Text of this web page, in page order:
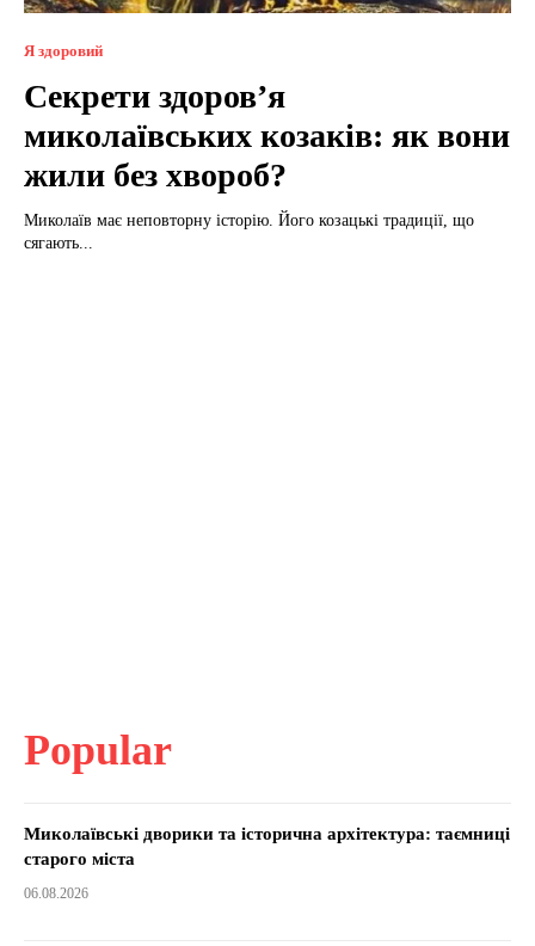
Я здоровий
Секрети здоров’я
миколаївських козаків: як вони
жили без хвороб?
Миколаїв має неповторну історію. Його козацькі традиції, що
сягають...
Popular
Миколаївські дворики та історична архітектура: таємниці
старого міста
06.08.2026